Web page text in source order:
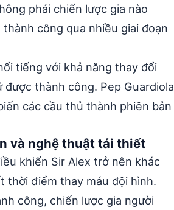
phải chiến lược gia nào
công qua nhiều giai đoạn
tiếng với khả năng thay đổi
được thành công. Pep Guardiola
các cầu thủ thành phiên bản
và nghệ thuật tái thiết
khiến Sir Alex trở nên khác
thời điểm thay máu đội hình.
công, chiến lược gia người